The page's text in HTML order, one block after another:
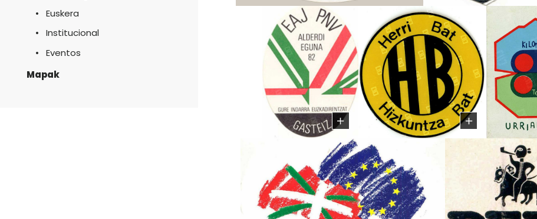
Euskera
Institucional
Eventos
Mapak